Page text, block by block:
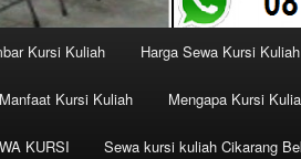
Kursi Kuliah Harga Sewa Kursi Kuliah
Manfaat Kursi Kuliah Mengapa Kursi
KURSI Sewa kursi kuliah Cikarang